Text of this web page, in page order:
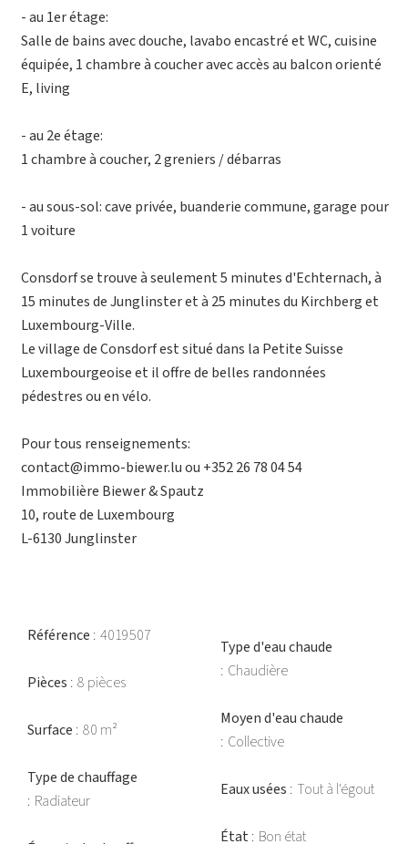
- au 1er étage:
Salle de bains avec douche, lavabo encastré et WC, cuisine
équipée, 1 chambre à coucher avec accès au balcon orienté
E, living
- au 2e étage:
1 chambre à coucher, 2 greniers / débarras
- au sous-sol: cave privée, buanderie commune, garage pour
1 voiture
Consdorf se trouve à seulement 5 minutes d'Echternach, à
15 minutes de Junglinster et à 25 minutes du Kirchberg et
Luxembourg-Ville.
Le village de Consdorf est situé dans la Petite Suisse
Luxembourgeoise et il offre de belles randonnées
pédestres ou en vélo.
Pour tous renseignements:
contact@immo-biewer.lu ou +352 26 78 04 54
Immobilière Biewer & Spautz
10, route de Luxembourg
L-6130 Junglinster
Référence 4019507
Pièces 8 pièces
Surface 80 m²
Type de chauffage
Radiateur
Type d'eau chaude
Chaudière
Moyen d'eau chaude
Collective
Eaux usées Tout à l'égout
État Bon état